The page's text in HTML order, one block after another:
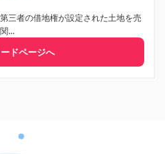
三者の借地権が設定された土地を売
...
ドページへ